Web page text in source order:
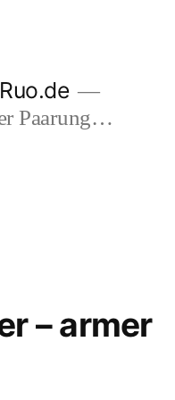
Paarung…
– armer